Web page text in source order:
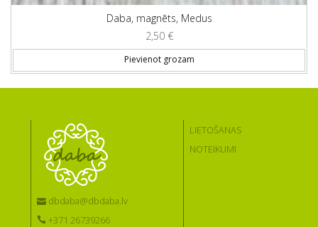
Daba, magnēts, Medus
2,50 €
Pievienot grozam
dbdaba@dbdaba.lv
+371 26739266
LIETOŠANAS
NOTEIKUMI